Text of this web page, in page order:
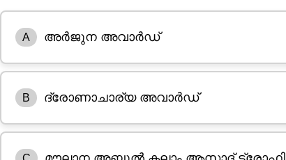
A അർജുന അവാർഡ്
B ദ്രോണാചാര്യ അവാർഡ്